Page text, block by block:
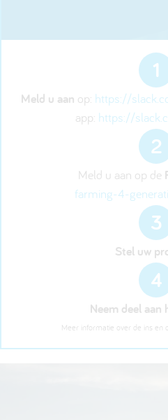
1
Meld u aan op: https://
app: https://
2
Meld u aan op de
farming-4-
3
Stel uw
4
Neem deel aan
Meer informatie over de ins en